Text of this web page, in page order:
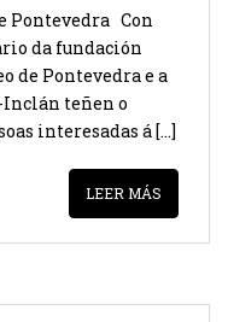
Pontevedra Con
da fundación
de Pontevedra e a
Inclán teñen o
interesadas á […]
LEER MÁS